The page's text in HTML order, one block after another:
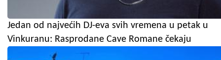
Jedan od najvećih DJ-eva svih vremena u petak u
Vinkuranu: Rasprodane Cave Romane čekaju